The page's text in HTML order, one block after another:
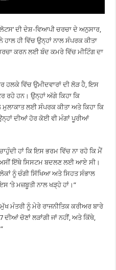
ਦੀ ਦੇਸ਼-ਵਿਆਪੀ ਚਰਚਾ ਦੇ ਅਨੁਸਾਰ,
ਹੀ ਵਿੱਚ ਉਨ੍ਹਾਂ ਨਾਲ ਸੰਪਰਕ ਕੀਤਾ
ਕਰਨ ਲਈ ਬੰਦ ਕਮਰੇ ਵਿੱਚ ਮੀਟਿੰਗ ਦਾ
ਹਲਕੇ ਵਿੱਚ ਉਮੀਦਵਾਰਾਂ ਦੀ ਲੋੜ ਹੈ, ਇਸ
ਹਨ। ਉਨ੍ਹਾਂ ਅੱਗੇ ਕਿਹਾ ਕਿ
ਲਈ ਸੰਪਰਕ ਕੀਤਾ ਅਤੇ ਕਿਹਾ ਕਿ
ਦੀਆਂ ਹੋਰ ਕੋਈ ਵੀ ਮੰਗਾਂ ਪੂਰੀਆਂ
ਹਾਂ ਕਿ ਇਸ ਭਰਮ ਵਿੱਚ ਨਾ ਰਹੋ ਕਿ ਮੈਂ
ਅਸੀਂ ਇੱਥੇ ਸਿਸਟਮ ਬਦਲਣ ਲਈ ਆਏ ਸੀ।
ਨੂੰ ਚੰਗੀ ਸਿੱਖਿਆ ਅਤੇ ਸਿਹਤ ਸੰਭਾਲ
ਮਜ਼ਬੂਤੀ ਨਾਲ ਖੜ੍ਹੇ ਹਾਂ।”
ਮੰਤਰੀ ਨੂੰ ਮੇਰੇ ਰਾਜਨੀਤਿਕ ਕਰੀਅਰ ਬਾਰੇ
ਦੀਆਂ ਚੋਣਾਂ ਲੜਾਂਗੀ ਜਾਂ ਨਹੀਂ, ਅਤੇ ਕਿੱਥੇ,